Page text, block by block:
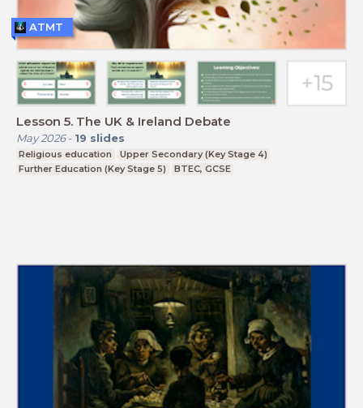
Lesson 5. The UK & Ireland Debate
May 2026- 19 slides
Religious education
Upper Secondary (Key Stage 4)
Further Education (Key Stage 5)
BTEC, GCSE
ATMT